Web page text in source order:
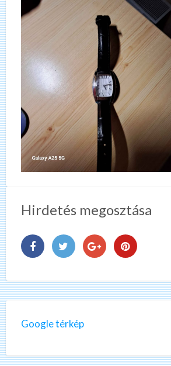
Hirdetés megosztása
Google térkép